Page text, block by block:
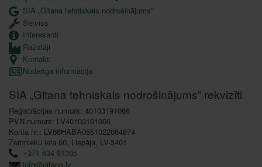
SIA „Gitana tehniskais nodrošinājums”
Serviss
Interesanti
Ražotāji
Kontakti
Noderīga informācija
SIA „Gitana tehniskais nodrošinājums” rekvizīti
Reģistrācijas numurs: 40103191066
PVN numurs: LV40103191066
Konta nr.: LV66HABA0551022064874
Zemnieku iela 60, Liepāja, LV-3401
+371 634 81305
info@gitana.lv